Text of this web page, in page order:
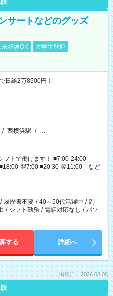
サートなどのグッズ
未経験OK
大学生歓迎
日給2万8500円！
/ 西横浜駅 / …
フトで働けます！ ■7:00-24:00
翌7:00 ■20:30-翌11:00 など
/ 履歴書不要 / 40～50代活躍中 / 副
/ シフト勤務 / 電話対応なし / パソ
する 詳細へ
掲載日：2026.08.08